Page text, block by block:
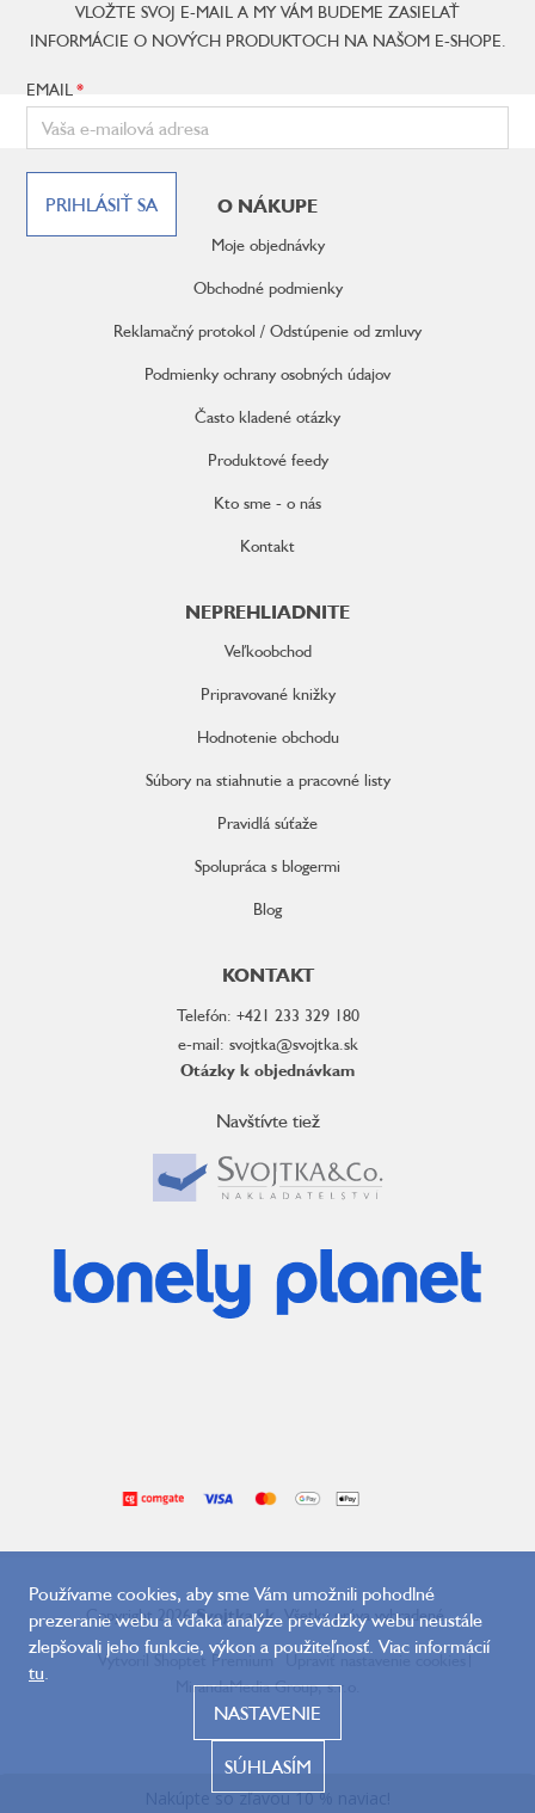
Používame cookies, aby sme Vám umožnili pohodlné
prezeranie webu a vďaka analýze prevádzky webu neustále
zlepšovali jeho funkcie, výkon a použiteľnosť. Viac informácií
tu.
NASTAVENIE
SÚHLASÍM
VLOŽTE SVOJ E-MAIL A MY VÁM BUDEME ZASIELAŤ
INFORMÁCIE O NOVÝCH PRODUKTOCH NA NAŠOM E-SHOPE.
EMAIL
PRIHLÁSIŤ SA O NÁKUPE
Moje objednávky
Obchodné podmienky
Reklamačný protokol / Odstúpenie od zmluvy
Podmienky ochrany osobných údajov
Často kladené otázky
Produktové feedy
Kto sme - o nás
Kontakt
NEPREHLIADNITE
Veľkoobchod
Pripravované knižky
Hodnotenie obchodu
Súbory na stiahnutie a pracovné listy
Pravidlá súťaže
Spolupráca s blogermi
Blog
KONTAKT
Telefón: +421 233 329 180
e-mail: svojtka@svojtka.sk
Otázky k objednávkam
Navštívte tiež
Copyright 2026Svojtka.sk. Všetky práva vyhradené.
Vytvoril Shoptet Premium Upraviť nastavenie cookies|
MirandaMedia Group, s.r.o.
Naposledy navštívené
Nakúpte so zľavou 10 % naviac!